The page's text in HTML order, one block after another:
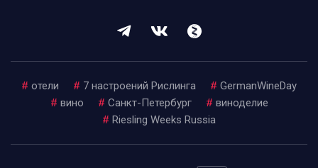
# отели # 7 настроений Рислинга # GermanWineDay
# вино # Санкт-Петербург # виноделие
# Riesling Weeks Russia